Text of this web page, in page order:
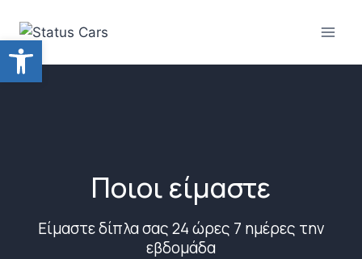
content
Ποιοι είμαστε
Είμαστε δίπλα σας 24 ώρες 7 ημέρες την
εβδομάδα
Ανοίξτε τη γραμμή εργαλείων